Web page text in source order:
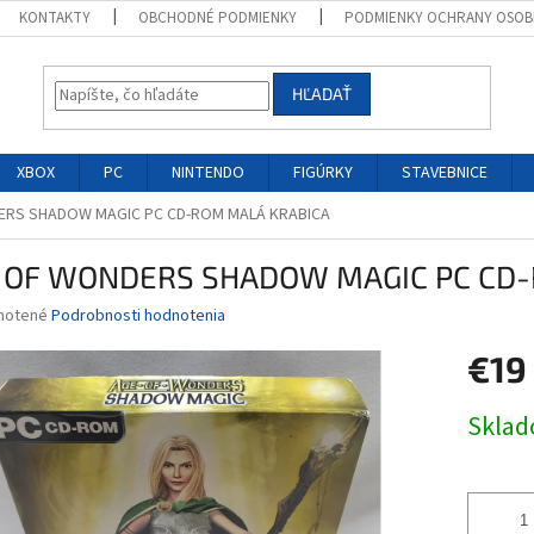
KONTAKTY OBCHODNÉ PODMIENKY PODMIENKY OCHRANY
HĽADAŤ
XBOX PC NINTENDO FIGÚRKY STAVEBNICE
SHADOW MAGIC PC CD-ROM MALÁ KRABICA
WONDERS SHADOW MAGIC PC
Podrobnosti hodnotenia
€19
cena: